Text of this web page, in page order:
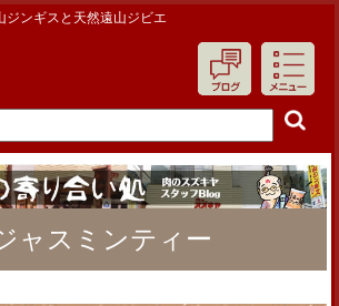
ジンギスと天然遠山ジビエ
ャスミンティー